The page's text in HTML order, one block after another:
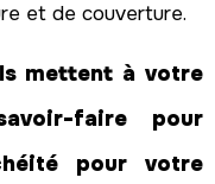
et de couverture.
mettent à votre
faire pour
pour votre